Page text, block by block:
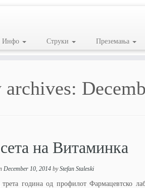
Инфо Струки Преземања
на Витаминка
December 10, 2014 byStefan Staleski
година од профилот Фармацевтско